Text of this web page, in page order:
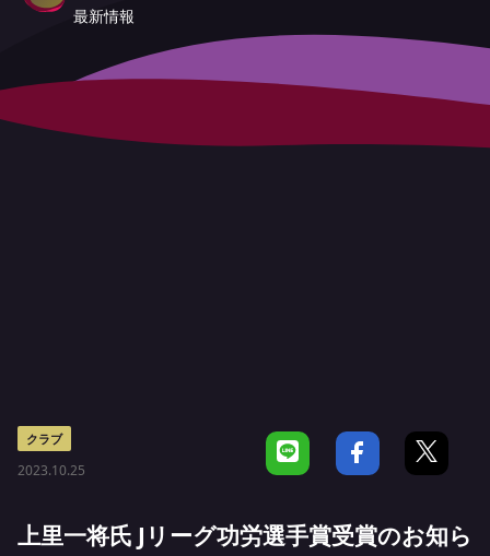
最新情報
クラブ
2023.10.25
上里一将氏 Jリーグ功労選手賞受賞のお知ら